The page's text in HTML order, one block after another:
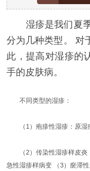
湿疹是我们夏季
分为几种类型。 对
此，提高对湿疹的
手的皮肤病。
不同类型的湿疹：
（1）疱疹性湿疹：原湿疹
（2）传染性湿疹样皮炎
急性湿疹样病变 （3）瘀滞